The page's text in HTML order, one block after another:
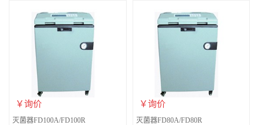
￥询价
灭菌器FD100A/FD100R
￥询价
灭菌器FD80A/FD80R